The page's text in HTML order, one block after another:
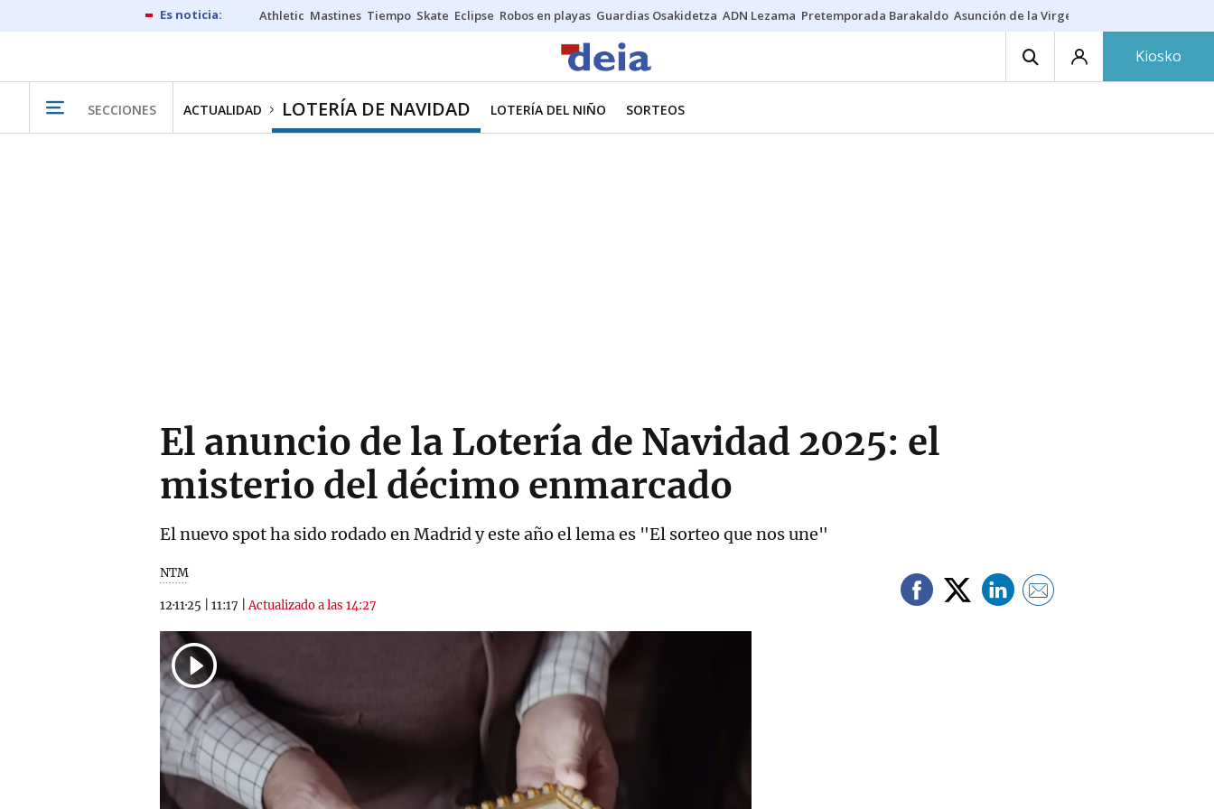
Athletic Mastines Tiempo Skate Eclipse Robos en playas Guardias Osakidetza ADN Lezama Pretemporada Barakaldo Asunción de la Virgen
Kiosko
SECCIONES ACTUALIDAD LOTERÍA DE NAVIDAD LOTERÍA DEL NIÑO SORTEOS
El anuncio de la Lotería de Navidad 2025: el
misterio del décimo enmarcado
El nuevo spot ha sido rodado en Madrid y este año el lema es "El sorteo que nos une"
NTM
12·11·25 11:17 |Actualizado a las 14:27